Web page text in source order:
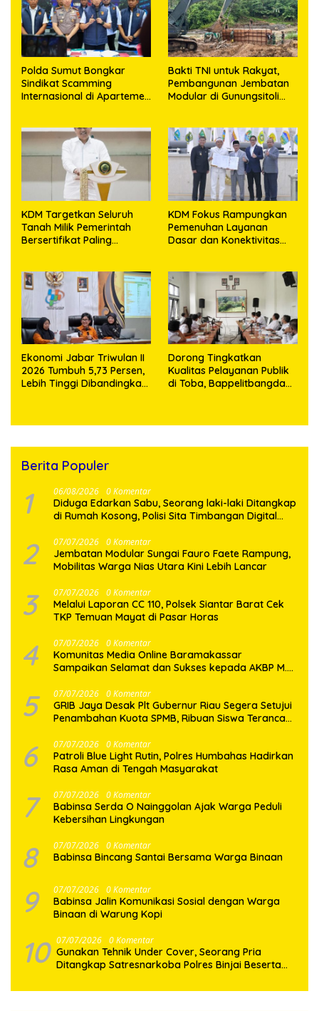
Polda Sumut Bongkar
Sindikat Scamming
Internasional di Apartemen
Bakti TNI untuk Rakyat,
Pembangunan Jembatan
Modular di Gunungsitoli
KDM Targetkan Seluruh
Tanah Milik Pemerintah
Bersertifikat Paling
KDM Fokus Rampungkan
Pemenuhan Layanan
Dasar dan Konektivitas
Ekonomi Jabar Triwulan II
2026 Tumbuh 5,73 Persen,
Lebih Tinggi Dibandingkan
Dorong Tingkatkan
Kualitas Pelayanan Publik
di Toba, Bappelitbangda
Berita Populer
1 06/08/2026 0 Komentar
Diduga Edarkan Sabu, Seorang laki-laki Ditangkap
di Rumah Kosong, Polisi Sita Timbangan Digital
2 07/07/2026 0 Komentar
Jembatan Modular Sungai Fauro Faete Rampung,
Mobilitas Warga Nias Utara Kini Lebih Lancar
3 07/07/2026 0 Komentar
Melalui Laporan CC 110, Polsek Siantar Barat Cek
TKP Temuan Mayat di Pasar Horas
4 07/07/2026 0 Komentar
Komunitas Media Online Baramakassar
Sampaikan Selamat dan Sukses kepada AKBP M.
5 07/07/2026 0 Komentar
GRIB Jaya Desak Plt Gubernur Riau Segera Setujui
Penambahan Kuota SPMB, Ribuan Siswa Terancam
6 07/07/2026 0 Komentar
Patroli Blue Light Rutin, Polres Humbahas Hadirkan
Rasa Aman di Tengah Masyarakat
7 07/07/2026 0 Komentar
Babinsa Serda O Nainggolan Ajak Warga Peduli
Kebersihan Lingkungan
8 07/07/2026 0 Komentar
Babinsa Bincang Santai Bersama Warga Binaan
9 07/07/2026 0 Komentar
Babinsa Jalin Komunikasi Sosial dengan Warga
Binaan di Warung Kopi
10 07/07/2026 0 Komentar
Gunakan Tehnik Under Cover, Seorang Pria
Ditangkap Satresnarkoba Polres Binjai Beserta